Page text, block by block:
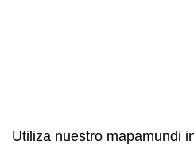
Utiliza nuestro mapamundi